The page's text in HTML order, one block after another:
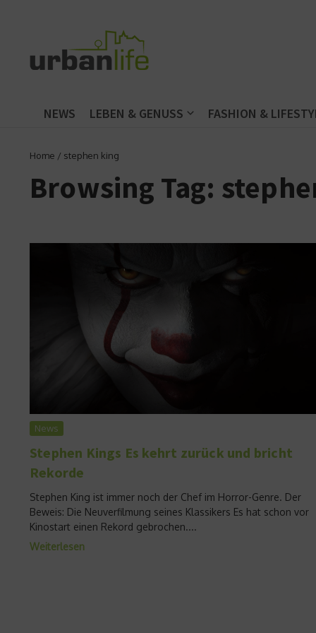
NEWS LEBEN & GENUSS FASHION &
Home / stephen king
Browsing Tag:
News
Stephen Kings Es kehrt zurück und bricht
Rekorde
Stephen King ist immer noch der Chef im Horror-Genre. Der
Beweis: Die Neuverfilmung seines Klassikers Es hat schon vor
Kinostart einen Rekord gebrochen....
Weiterlesen